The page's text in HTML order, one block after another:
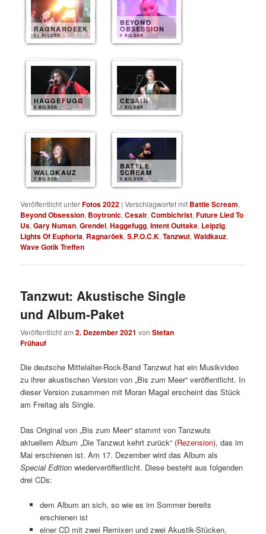
RAGNAROEEK
10 BILDER
BEYOND
OBSESSION
8 BILDER
HAGGEFUGG
8 BILDER
CESAIR
7 BILDER
WALDKAUZ
7 BILDER
BATTLE
SCREAM
5 BILDER
Veröffentlicht unterFotos 2022 |Verschlagwortet mit Battle Scream,
Beyond Obsession, Boytronic,Cesair,Combichrist,Future Lied To
Us,Gary Numan,Grendel,Haggefugg,Intent Outtake, Leipzig,
Lights Of Euphoria, Ragnaröek,S.P.O.C.K,Tanzwut,Waldkauz,
Wave Gotik Treffen
Tanzwut: Akustische Single
und Album-Paket
Veröffentlicht am2. Dezember 2021 vonStefan
Frühauf
Die deutsche Mittelalter-Rock-Band Tanzwut hat ein Musikvideo
zu ihrer akustischen Version von „Bis zum Meer“ veröffentlicht. In
dieser Version zusammen mit Moran Magal erscheint das Stück
am Freitag als Single.
Das Original von „Bis zum Meer“ stammt von Tanzwuts
aktuellem Album „Die Tanzwut kehrt zurück“ (Rezension), das im
Mai erschienen ist. Am 17. Dezember wird das Album als
Special Edition wiederveröffentlicht. Diese besteht aus folgenden
drei CDs:
dem Album an sich, so wie es im Sommer bereits
erschienen ist
einer CD mit zwei Remixen und zwei Akustik-Stücken,